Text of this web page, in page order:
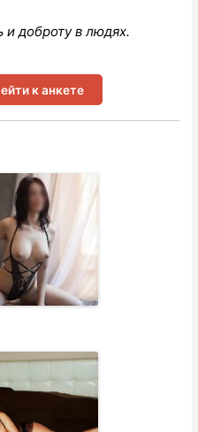
доброту в людях.
к анкете